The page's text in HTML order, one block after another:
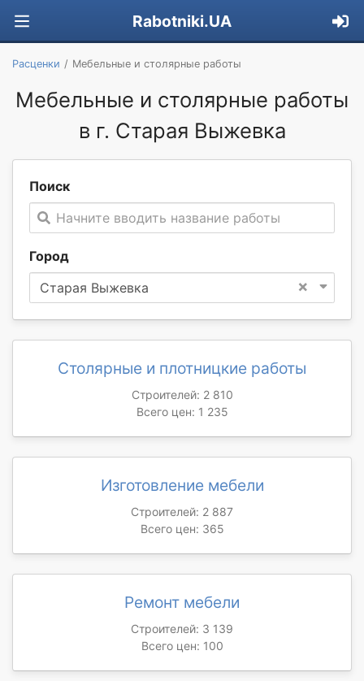
Rabotniki.UA
Расценки Мебельные и столярные работы
Мебельные и столярные работы
в г. Старая Выжевка
Поиск
Начните вводить название работы
Город
×
Старая Выжевка
Столярные и плотницкие работы
Строителей: 2 810
Всего цен: 1 235
Изготовление мебели
Строителей: 2 887
Всего цен: 365
Ремонт мебели
Строителей: 3 139
Всего цен: 100